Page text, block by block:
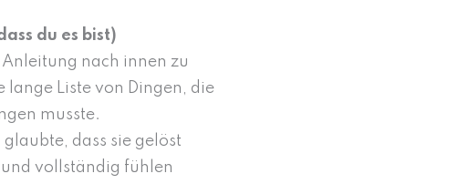
du es bist)
nach innen zu
lange Liste von Dingen, die
musste.
dass sie gelöst
vollständig fühlen